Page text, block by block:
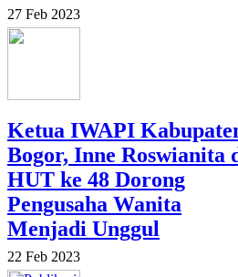
27 Feb 2023
Ketua IWAPI
Bogor, Inne Roswianita
HUT ke 48 Dorong
Pengusaha Wanita
Menjadi Unggul
22 Feb 2023